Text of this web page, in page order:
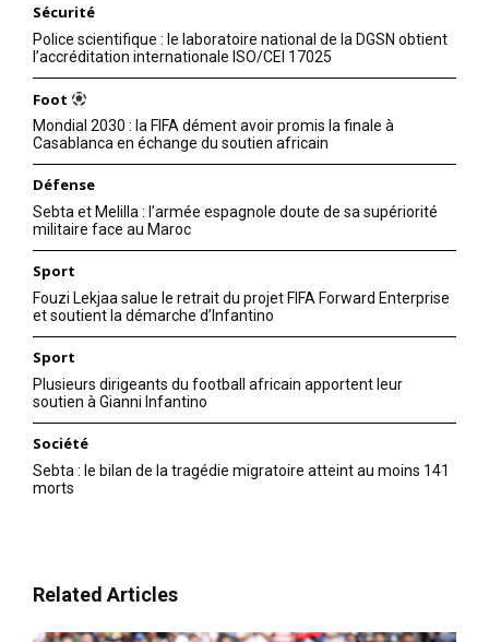
le1.ma
l'intelligence de
l'information
Insight Publications
Formules d’abonnement
Mon compte
Sécurité
Police scientifique : le laboratoire national de la DGSN obtient
l’accréditation internationale ISO/CEI 17025
Foot
Mondial 2030 : la FIFA dément avoir promis la finale à
Casablanca en échange du soutien africain
Défense
Sebta et Melilla : l’armée espagnole doute de sa supériorité
militaire face au Maroc
Sport
Fouzi Lekjaa salue le retrait du projet FIFA Forward Enterprise
et soutient la démarche d’Infantino
Sport
Plusieurs dirigeants du football africain apportent leur
soutien à Gianni Infantino
Société
Sebta : le bilan de la tragédie migratoire atteint au moins 141
morts
Related Articles